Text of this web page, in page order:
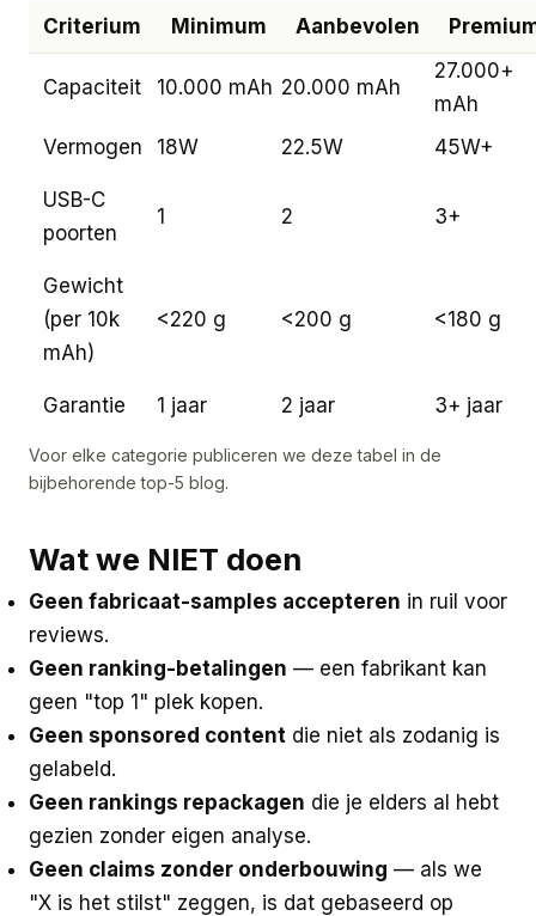
Criterium Minimum Aanbevolen
Capaciteit 10.000 mAh 20.000 mAh
27.000+
mAh
Vermogen
18W 22.5W 45W+
USB-C
poorten
1 2 3+
Gewicht
(per 10k
mAh)
<220 g <200 g <180 g
Garantie 1 jaar 2 jaar 3+ jaar
Voor elke categorie publiceren we deze tabel in de
bijbehorende top-5 blog.
Wat we NIET doen
Geen fabricaat-samples accepteren in ruil voor
reviews.
Geen ranking-betalingen — een fabrikant kan
geen "top 1" plek kopen.
Geen sponsored content die niet als zodanig is
gelabeld.
Geen rankings repackagen die je elders al hebt
gezien zonder eigen analyse.
Geen claims zonder onderbouwing — als we
"X is het stilst" zeggen, is dat gebaseerd op